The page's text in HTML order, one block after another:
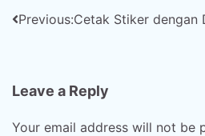
Post
Previous:Cetak Stiker dengan
Leave a Reply
Your email address will not be